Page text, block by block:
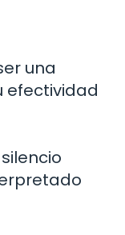
una
efectividad